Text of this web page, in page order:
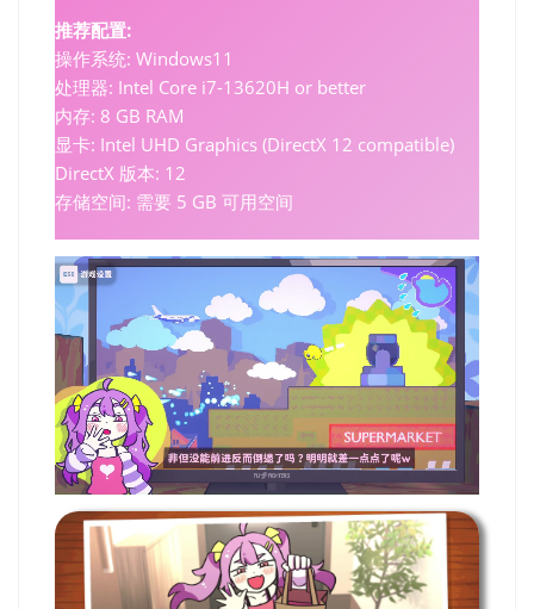
推荐配置:
操作系统: Windows11
处理器: Intel Core i7-13620H or better
内存: 8 GB RAM
显卡: Intel UHD Graphics (DirectX 12 compatible)
DirectX 版本: 12
存储空间: 需要 5 GB 可用空间